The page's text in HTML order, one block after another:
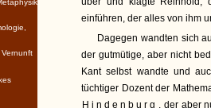
einführen, der alles von ihm
Dagegen wandten sich
der gutmütige, aber nicht
Kant selbst wandte und
tüchtiger Dozent der
Hindenburg , der aber